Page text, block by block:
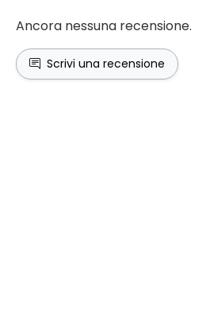
Ancora nessuna recensione.
Scrivi una recensione